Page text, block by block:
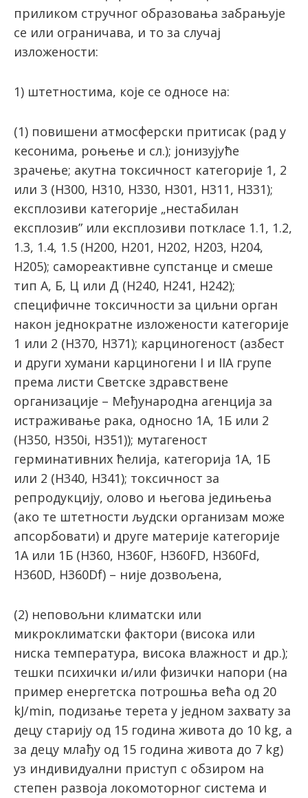
приликом стручног образовања забрањује
се или ограничава, и то за случај
изложености:
1) штетностима, које се односе на:
(1) повишени атмосферски притисак (рад у
кесонима, роњење и сл.); јонизујуће
зрачење; акутна токсичност категорије 1, 2
или 3 (H300, H310, H330, H301, H311, H331);
експлозиви категорије „нестабилан
експлозив” или експлозиви поткласе 1.1, 1.2,
1.3, 1.4, 1.5 (H200, H201, H202, H203, H204,
H205); самореактивне супстанце и смеше
тип А, Б, Ц или Д (H240, H241, H242);
специфичне токсичности за циљни орган
након једнократне изложености категорије
1 или 2 (H370, H371); карциногеност (азбест
и други хумани карциногени I и IIА групе
према листи Светске здравствене
организације – Међународна агенција за
истраживање рака, односно 1А, 1Б или 2
(H350, H350i, H351)); мутагеност
герминативних ћелија, категорија 1А, 1Б
или 2 (H340, H341); токсичност за
репродукцију, олово и његова једињења
(ако те штетности људски организам може
апсорбовати) и друге материје категорије
1А или 1Б (H360, H360F, H360FD, H360Fd,
H360D, H360Df) – није дозвољена,
(2) неповољни климатски или
микроклиматски фактори (висока или
ниска температура, висока влажност и др.);
тешки психички и/или физички напори (на
пример енергетска потрошња већа од 20
kJ/min, подизање терета у једном захвату за
децу старију од 15 година живота до 10 kg, а
за децу млађу од 15 година живота до 7 kg)
уз индивидуални приступ с обзиром на
степен развоја локомоторног система и